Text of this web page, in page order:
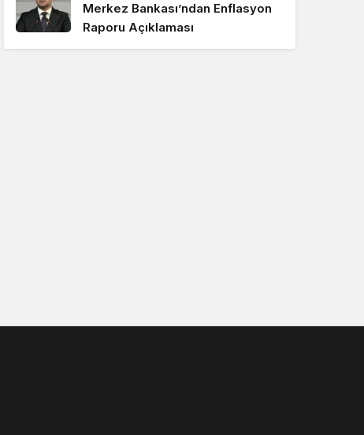
Merkez Bankası’ndan Enflasyon
Raporu Açıklaması